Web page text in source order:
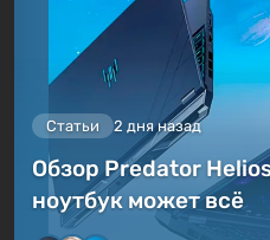
Статьи 2 дня назад
Обзор Predator
ноутбук может всё